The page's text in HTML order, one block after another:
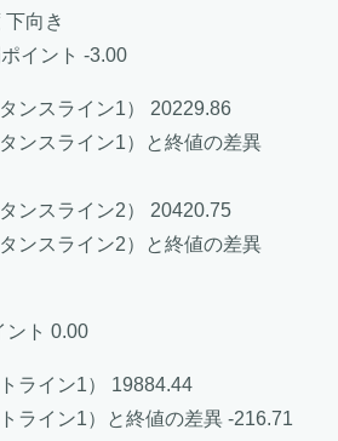
向き
イント -3.00
ンスライン1） 20229.86
ンスライン1）と終値の差異
ンスライン2） 20420.75
ンスライン2）と終値の差異
ント 0.00
ライン1） 19884.44
ライン1）と終値の差異 -216.71